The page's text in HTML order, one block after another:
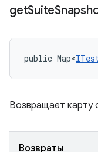
getSuite
public Map<
Возвращает карту
Возвраты